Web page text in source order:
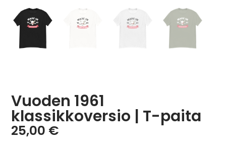
Vuoden 1961
klassikkoversio | T-paita
25,00 €